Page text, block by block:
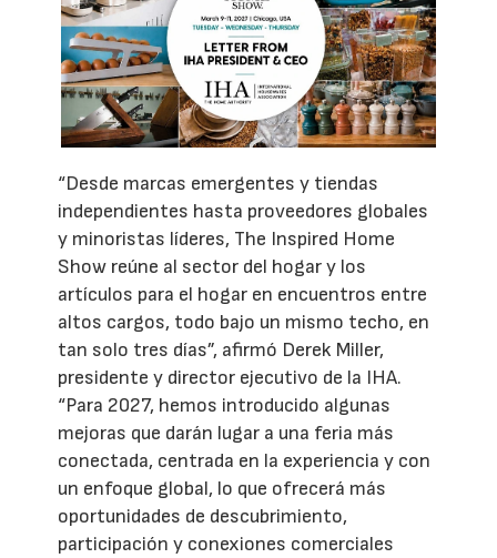
“Desde marcas emergentes y tiendas
independientes hasta proveedores globales
y minoristas líderes, The Inspired Home
Show reúne al sector del hogar y los
artículos para el hogar en encuentros entre
altos cargos, todo bajo un mismo techo, en
tan solo tres días”, afirmó Derek Miller,
presidente y director ejecutivo de la IHA.
“Para 2027, hemos introducido algunas
mejoras que darán lugar a una feria más
conectada, centrada en la experiencia y con
un enfoque global, lo que ofrecerá más
oportunidades de descubrimiento,
participación y conexiones comerciales